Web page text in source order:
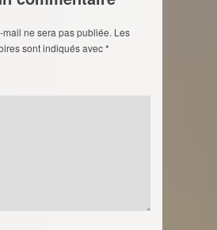
mail ne sera pas publiée. Les
sont indiqués avec*